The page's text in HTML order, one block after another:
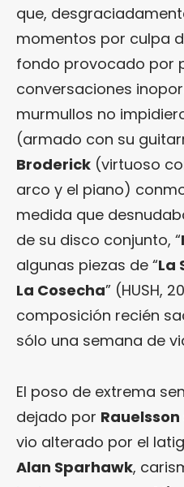
que,
momentos por culpa
fondo provocado por
conversaciones
murmullos no
(armado con su
Broderick (virtuoso
arco y el piano)
medida que
de su disco conjunto, “
algunas piezas de “La
La Cosecha” (HUSH,
composición recién
sólo una semana de
El poso de extrema
dejado por Rauelsson
vio alterado por el
Alan Sparhawk,